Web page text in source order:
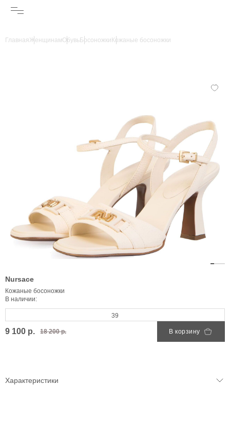
ГлавнаяЖенщинамОбувьБосоножки Кожаные босоножки
Nursace
Кожаные босоножки
В наличии:
39
9 100 р. 18 200 р. В корзину
Характеристики